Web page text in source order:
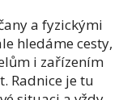
a fyzickými
hledáme cesty,
i zařízením
Radnice je tu